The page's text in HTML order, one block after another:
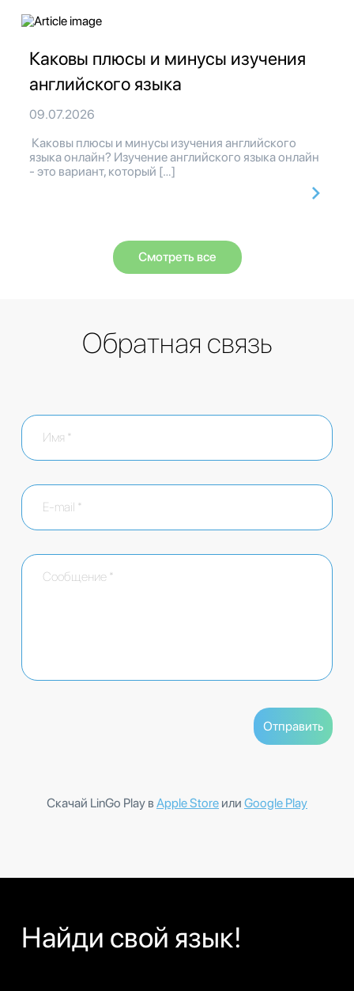
Каковы плюсы и минусы изучения
английского языка
09.07.2026
Каковы плюсы и минусы изучения английского
языка онлайн? Изучение английского языка онлайн
- это вариант, который […]
Смотреть все
Обратная связь
Скачай LinGo Play в Apple Store или Google Play
Найди свой язык!